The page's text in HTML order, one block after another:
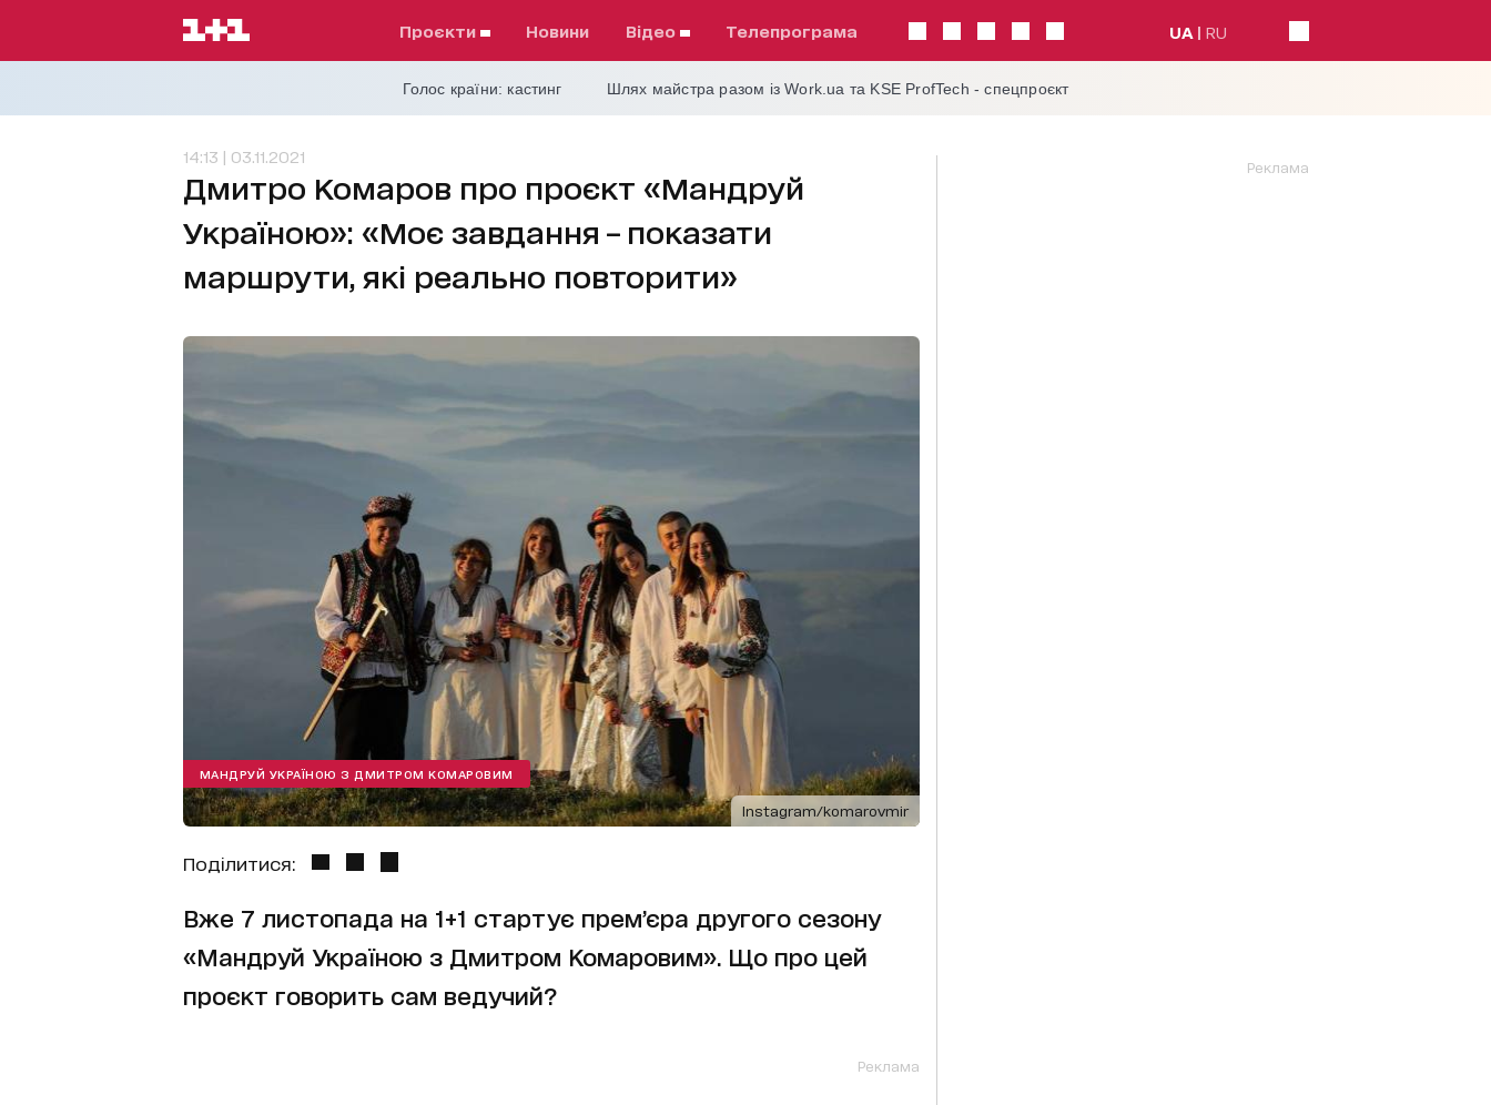
проєкти Новини відео телепрограма UA RU
Голос країни: кастинг Шлях майстра разом із Work.ua та KSE ProfTech - спецпроєкт
14:13 | 03.11.2021
Дмитро Комаров про проєкт «Мандруй
Україною»: «Моє завдання – показати
маршрути, які реально повторити»
Instagram/komarovmir
МАНДРУЙ УКРАЇНОЮ З ДМИТРОМ КОМАРОВИМ
Поділитися:
Вже 7 листопада на 1+1 стартує прем’єра другого сезону
«Мандруй Україною з Дмитром Комаровим». Що про цей
проєкт говорить сам ведучий?
Реклама
Реклама